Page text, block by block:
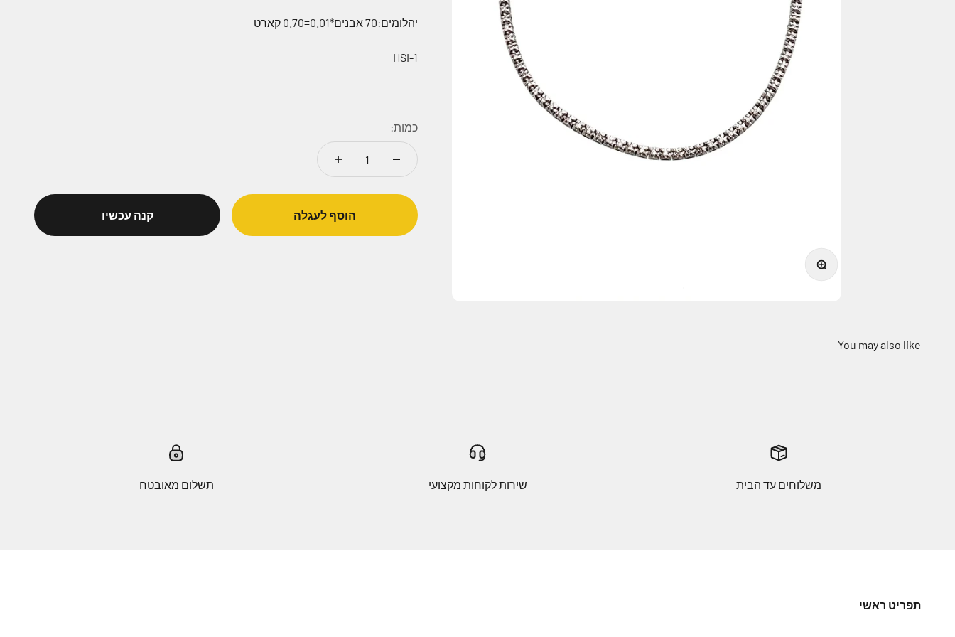
תקריב
יהלומים:70 אבנים*0.01=0.70 קארט
HSI-1
כמות:
הוסף לעגלה קנה עכשיו
משלוחים עד הבית שירות לקוחות מקצועי תשלום מאובטח
תפריט ראשי